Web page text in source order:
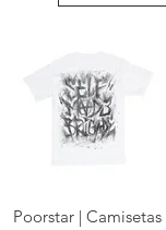
Poorstar | Camisetas